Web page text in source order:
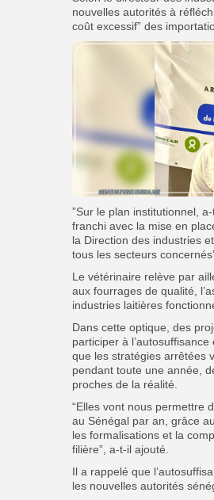
nouvelles autorités à
coût excessif” des
”Sur le plan institutionnel,
franchi avec la mise en
la Direction des industries
tous les secteurs
Le vétérinaire relève par
aux fourrages de qualité,
industries laitières
Dans cette optique, des
participer à
que les stratégies arrêtées
pendant toute une année,
proches de la réalité.
“Elles vont nous permettre
au Sénégal par an, grâce
les formalisations et la
filière”, a-t-il ajouté.
Il a rappelé que
les nouvelles autorités